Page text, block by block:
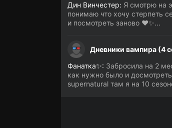
Дин Винчестер: Я смотрю на
понимаю что хочу стерпеть
и посмотреть заново ❤️✨...
Дневники вампира (4
Фанатка✨: Забросила на 2
как нужно было и досмотреть
supernatural там я на 10